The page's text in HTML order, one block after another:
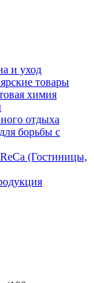
и уход
товары
химия
отдыха
борьбы с
(Гостиницы,